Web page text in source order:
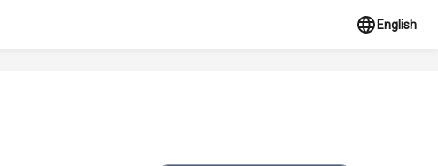
English